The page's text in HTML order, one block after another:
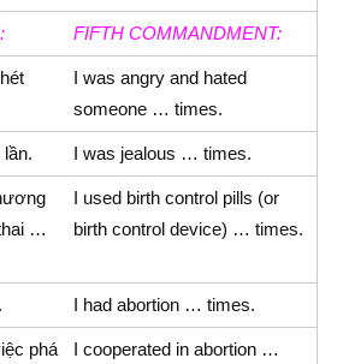
FIFTH COMMANDMENT:
I was angry and hated
someone … times.
I was jealous … times.
…
I used birth control pills (or
birth control device) … times.
I had abortion … times.
phá
I cooperated in abortion …